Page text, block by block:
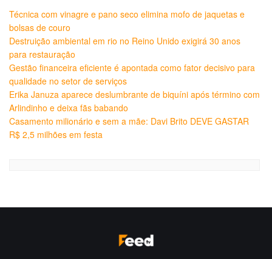
Técnica com vinagre e pano seco elimina mofo de jaquetas e
bolsas de couro
Destruição ambiental em rio no Reino Unido exigirá 30 anos
para restauração
Gestão financeira eficiente é apontada como fator decisivo para
qualidade no setor de serviços
Erika Januza aparece deslumbrante de biquíni após término com
Arlindinho e deixa fãs babando
Casamento milionário e sem a mãe: Davi Brito DEVE GASTAR
R$ 2,5 milhões em festa